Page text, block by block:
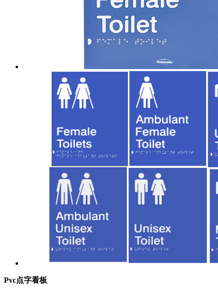
Pvc点字看板